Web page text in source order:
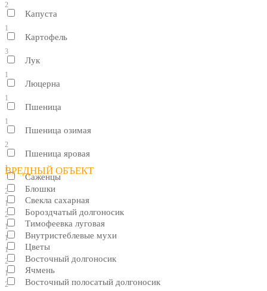
2
Капуста
1
Картофель
3
Лук
1
Люцерна
1
Пшеница
1
Пшеница озимая
2
Пшеница яровая
1
Саженцы
2
Свекла сахарная
2
Тимофеевка луговая
1
Цветы
2
Ячмень
2
ВРЕДНЫЙ ОБЪЕКТ
Блошки
1
Бороздчатый долгоносик
1
Внутристеблевые мухи
1
Восточный долгоносик
1
Восточный полосатый долгоносик